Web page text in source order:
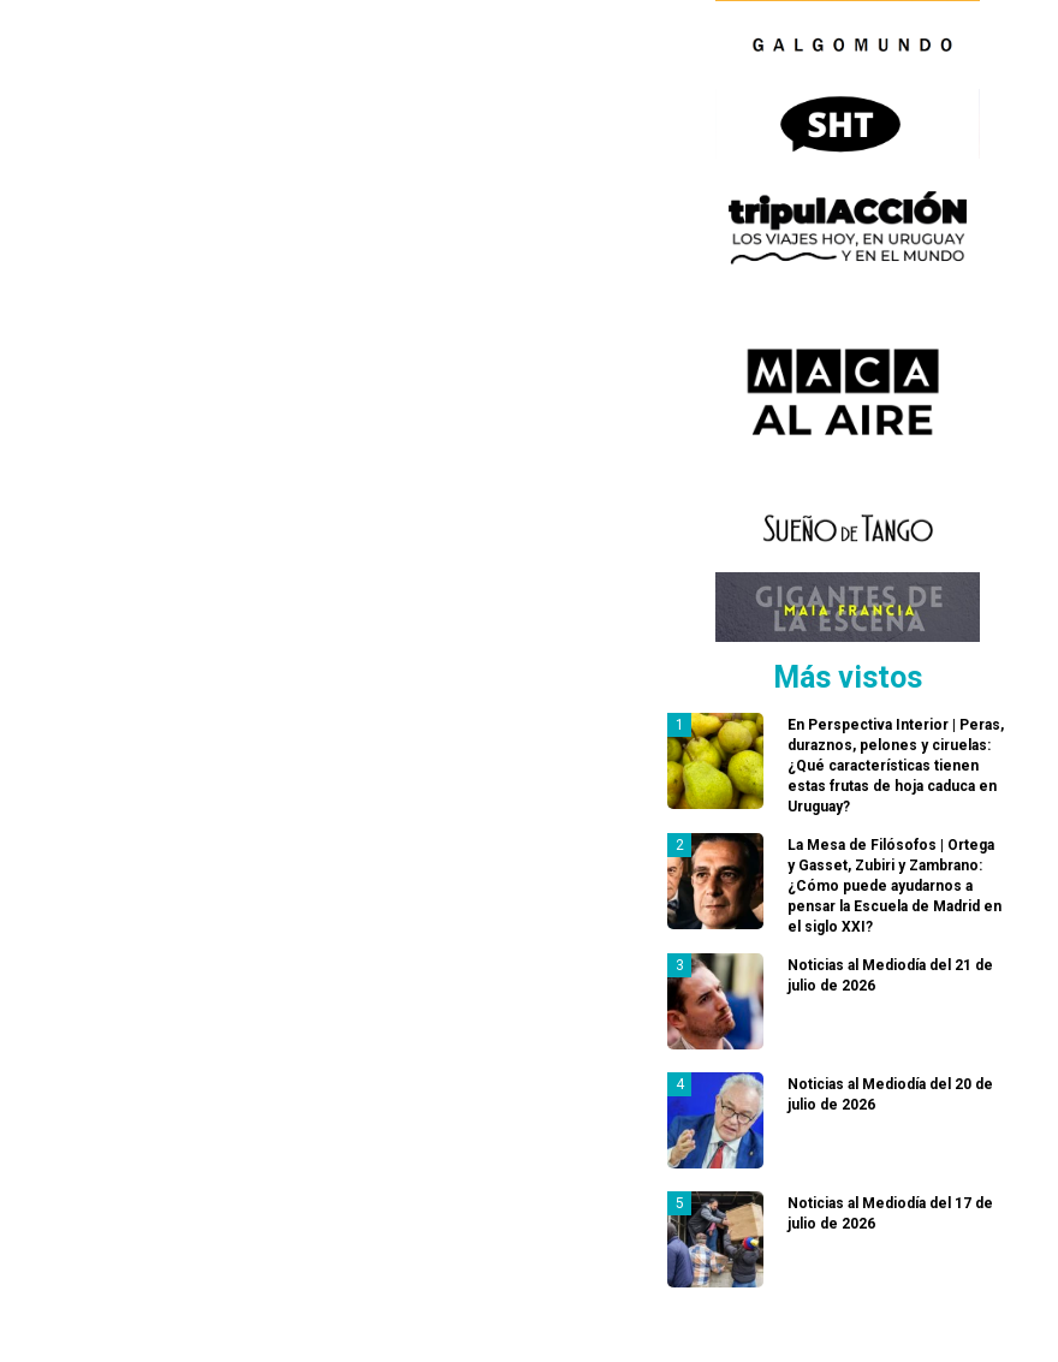
Más vistos
En Perspectiva Interior | Peras,
duraznos, pelones y ciruelas:
¿Qué características tienen
estas frutas de hoja caduca en
Uruguay?
La Mesa de Filósofos | Ortega
y Gasset, Zubiri y Zambrano:
¿Cómo puede ayudarnos a
pensar la Escuela de Madrid en
el siglo XXI?
Noticias al Mediodía del 21 de
julio de 2026
Noticias al Mediodía del 20 de
julio de 2026
Noticias al Mediodía del 17 de
julio de 2026